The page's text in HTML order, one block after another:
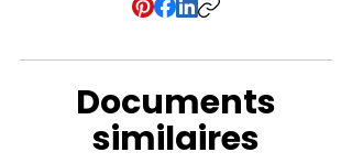
Documents
similaires